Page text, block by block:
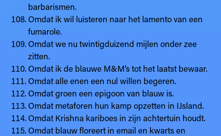
barbarismen.
Omdat ik wil luisteren naar het lamento van een
fumarole.
Omdat we nu twintigduizend mijlen onder zee
zitten.
Omdat ik de blauwe M&M’s tot het laatst bewaar.
Omdat alle enen een nul willen begeren.
Omdat groen een epigoon van blauw is.
Omdat metaforen hun kamp opzetten in IJsland.
Omdat Krishna kariboes in zijn achtertuin houdt.
Omdat blauw floreert in email en kwarts en